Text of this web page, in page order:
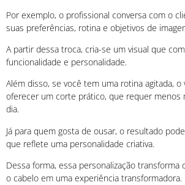
Por exemplo, o profissional conversa com o
suas preferências, rotina e objetivos de
A partir dessa troca, cria-se um visual que
funcionalidade e personalidade.
Além disso, se você tem uma rotina agitada, o
oferecer um corte prático, que requer menos
dia.
Já para quem gosta de ousar, o resultado
que reflete uma personalidade criativa.
Dessa forma, essa personalização
o cabelo em uma experiência transformadora.